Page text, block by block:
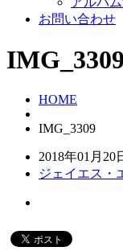
お問い合わせ
IMG_3309
HOME
IMG_3309
2018年01月20
ジェイエス・